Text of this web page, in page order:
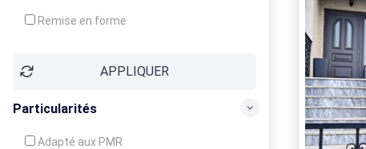
Remise en forme
Soins du corpsAPPLIQUER
Particularités
Adapté aux PMR